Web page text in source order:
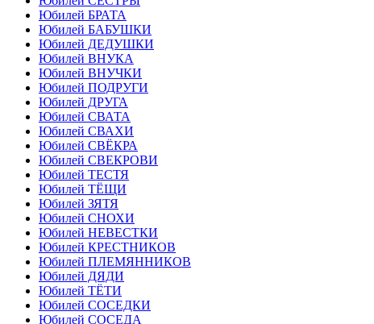
Юбилей БРАТА
Юбилей БАБУШКИ
Юбилей ДЕДУШКИ
Юбилей ВНУКА
Юбилей ВНУЧКИ
Юбилей ПОДРУГИ
Юбилей ДРУГА
Юбилей СВАТА
Юбилей СВАХИ
Юбилей СВЁКРА
Юбилей СВЕКРОВИ
Юбилей ТЕСТЯ
Юбилей ТЁЩИ
Юбилей ЗЯТЯ
Юбилей СНОХИ
Юбилей НЕВЕСТКИ
Юбилей КРЕСТНИКОВ
Юбилей ПЛЕМЯННИКОВ
Юбилей ДЯДИ
Юбилей ТЁТИ
Юбилей СОСЕДКИ
Юбилей СОСЕДА